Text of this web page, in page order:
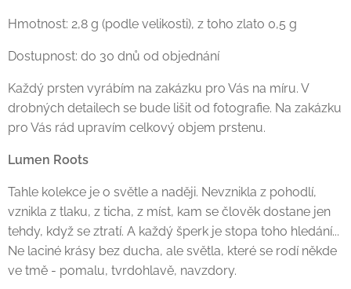
Hmotnost: 2,8 g (podle velikosti), z toho zlato 0,5 g
Dostupnost: do 30 dnů od objednání
Každý prsten vyrábím na zakázku pro Vás na míru. V
drobných detailech se bude lišit od fotografie. Na zakázku
pro Vás rád upravím celkový objem prstenu.
Lumen Roots
Tahle kolekce je o světle a naději. Nevznikla z pohodlí,
vznikla z tlaku, z ticha, z míst, kam se člověk dostane jen
tehdy, když se ztratí. A každý šperk je stopa toho hledání...
Ne laciné krásy bez ducha, ale světla, které se rodí někde
ve tmě - pomalu, tvrdohlavě, navzdory.